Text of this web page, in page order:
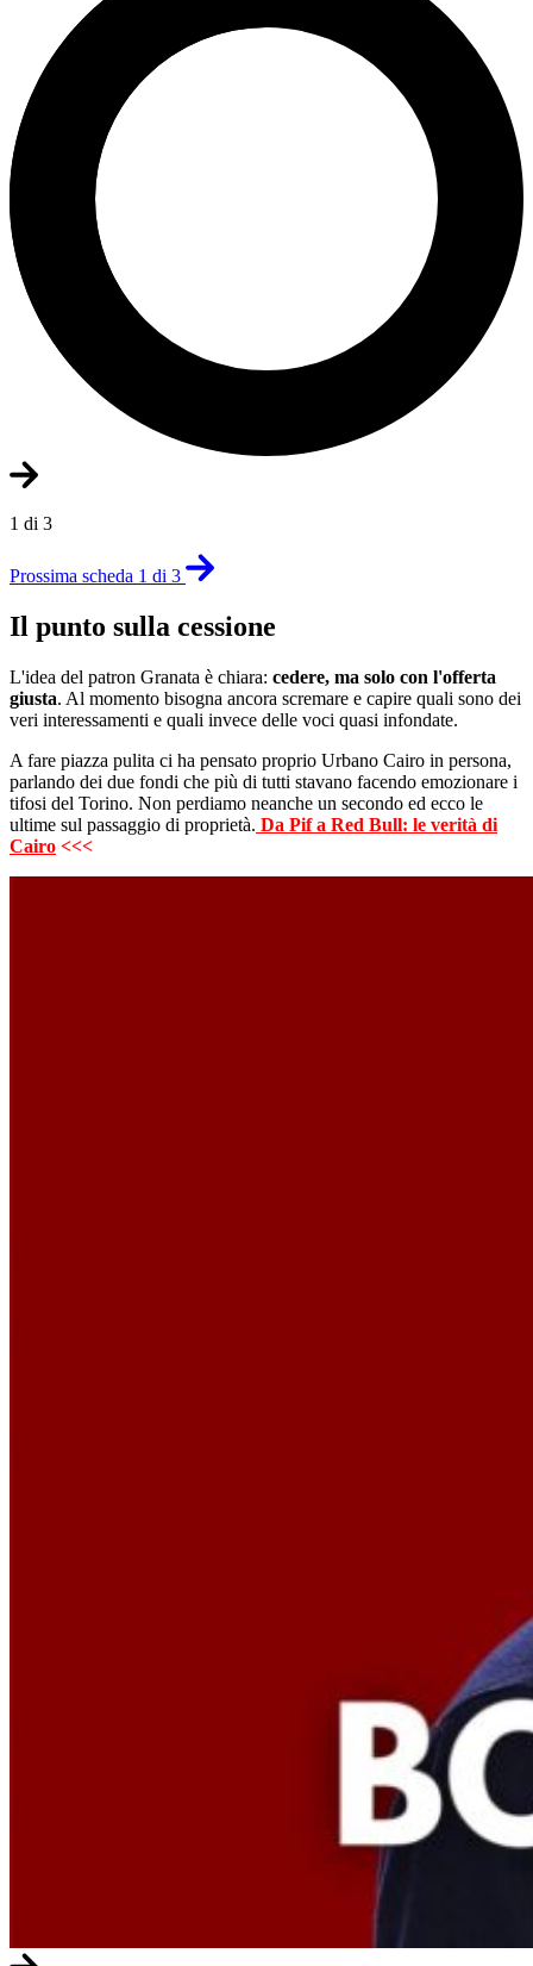
1 di 3
Prossima scheda 1 di 3
Il punto sulla cessione
L'idea del patron Granata è chiara: cedere, ma solo con l'offerta
giusta. Al momento bisogna ancora scremare e capire quali sono dei
veri interessamenti e quali invece delle voci quasi infondate.
A fare piazza pulita ci ha pensato proprio Urbano Cairo in persona,
parlando dei due fondi che più di tutti stavano facendo emozionare i
tifosi del Torino. Non perdiamo neanche un secondo ed ecco le
ultime sul passaggio di proprietà. Da Pif a Red Bull: le verità di
Cairo <<<